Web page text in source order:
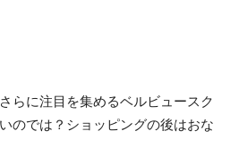
らに注目を集めるベルビュースク
のでは？ショッピングの後はおな